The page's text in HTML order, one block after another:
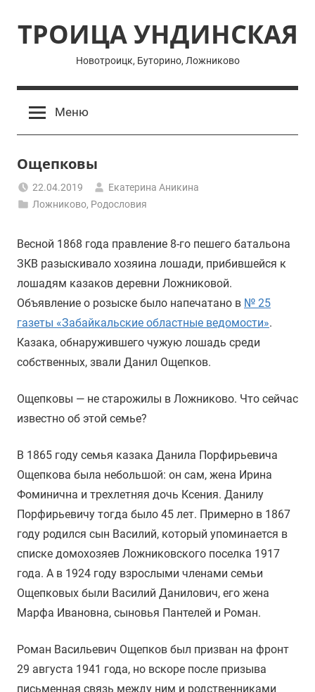
содержимому
ТРОИЦА УНДИНСКАЯ
Новотроицк, Буторино, Ложниково
Меню
Ощепковы
22.04.2019
Екатерина Аникина
Ложниково, Родословия
Весной 1868 года правление 8-го пешего батальона
ЗКВ разыскивало хозяина лошади, прибившейся к
лошадям казаков деревни Ложниковой.
Объявление о розыске было напечатано в № 25
газеты «Забайкальские областные ведомости».
Казака, обнаружившего чужую лошадь среди
собственных, звали Данил Ощепков.
Ощепковы — не старожилы в Ложниково. Что сейчас
известно об этой семье?
В 1865 году семья казака Данила Порфирьевича
Ощепкова была небольшой: он сам, жена Ирина
Фоминична и трехлетняя дочь Ксения. Данилу
Порфирьевичу тогда было 45 лет. Примерно в 1867
году родился сын Василий, который упоминается в
списке домохозяев Ложниковского поселка 1917
года. А в 1924 году взрослыми членами семьи
Ощепковых были Василий Данилович, его жена
Марфа Ивановна, сыновья Пантелей и Роман.
Роман Васильевич Ощепков был призван на фронт
29 августа 1941 года, но вскоре после призыва
письменная связь между ним и родственниками